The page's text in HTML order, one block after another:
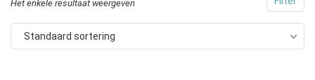
Het enkele resultaat weergeven
Standaard sortering